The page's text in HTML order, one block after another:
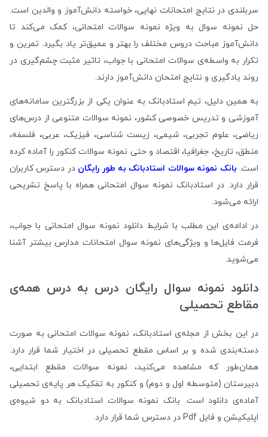
سربلندی در نتایج امتحانات نهایی، خواسته دانش‌آموز و والدین است.
حل نمونه سوال به ویژه نمونه سوالات امتحانی، کمک می‌کند تا
دانش‌آموز مباحث دروس مختلف را بهتر و عمیق‌تر یاد بگیرد. تمرین و
تکرار به واسطه‌ی سوالات امتحانی با جواب، تاثیر مثبت چشم‌گیری در
روند یادگیری و نتایج امتحان دانش‌آموز دارند.
به همین دلیل، تیم استادبانک به عنوان یکی از بزرگترین سامانه‌های
آموزشی و تدریس خصوصی کشور، نمونه سوالات متنوعی از درس‌های
ریاضی، علوم تجربی، شیمی، زیست شناسی، فیزیک، عربی، فلسفه،
منطق، تاریخ، جغرافیا، اقتصاد و حتی نمونه سوالات کنکور را آماده کرده‌
است. بانک نمونه سوالات استادبانک به طور رایگان در دسترس کاربران
قرار دارد. در استادبانک نمونه سوال امتحانی همراه با پاسخ تشریحی
ارائه می‌شود.
در ادامه‌ی این مطلب با شرایط دانلود نمونه سوال امتحانی با جواب،
فرمت فایل‌ها و ویژگی‌های نمونه سوال امتحانات مدارس بیشتر آشنا
می‌شوید.
دانلود نمونه سوال رایگان درس به درس همه‌ی
مقاطع تحصیلی
در این بخش از مجله‌ی استادبانک، نمونه سوالات امتحانی به صورت
دسته‌بندی شده و بر اساس مقطع تحصیلی در اختیار شما قرار دارد.
همان‌طور که مشاهده می‌کنید، نمونه سوالات مقطع ابتدایی،
دبیرستان (متوسطه اول و دوم) و کنکور به تفکیک هر پایه‌ی تحصیلی
آماده‌ی دانلود است. بانک نمونه سوالات استادبانک به دو شیوه‌ی
اپلیکیشن و فایل Pdf در دسترس شما قرار دارد.